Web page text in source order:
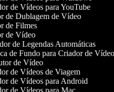
de Vídeos para YouTube
de Dublagem de Vídeo
de Filmes
de Vídeo
de Legendas Automáticas
de Fundo para Criador de
de Vídeo
de Vídeos de Viagem
de Vídeos para Android